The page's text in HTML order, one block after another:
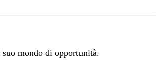
mondo di opportunità.